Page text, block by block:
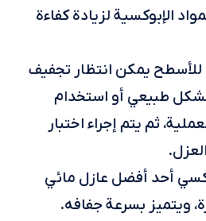
الإبوكسية لزيادة كفاءة
يمكن انتظار تجفيف
طبيعي أو استخدام
ثم يتم إجراء اختبار
أحد أفضل عازل مائي
ويتميز بسرعة جفافه.